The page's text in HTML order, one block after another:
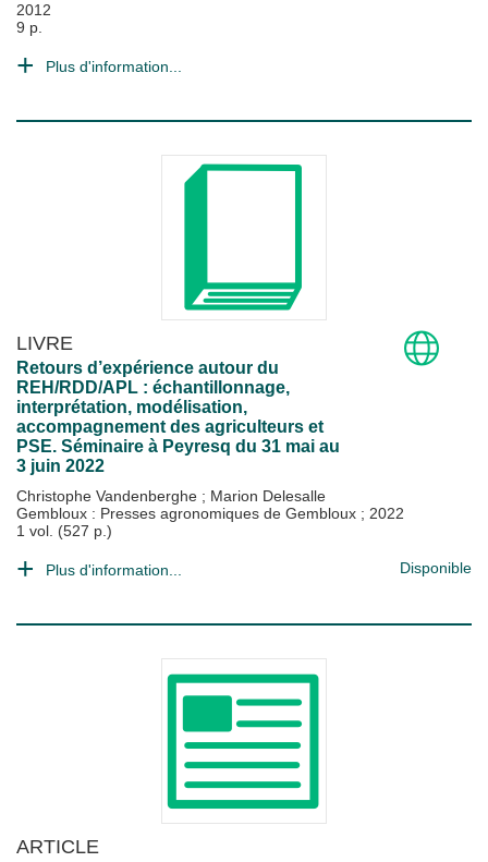
2012
9 p.
Plus d'information...
LIVRE
Retours d’expérience autour du
REH/RDD/APL : échantillonnage,
interprétation, modélisation,
accompagnement des agriculteurs et
PSE. Séminaire à Peyresq du 31 mai au
3 juin 2022
Christophe Vandenberghe ; Marion Delesalle
Gembloux : Presses agronomiques de Gembloux ; 2022
1 vol. (527 p.)
Plus d'information... Disponible
ARTICLE